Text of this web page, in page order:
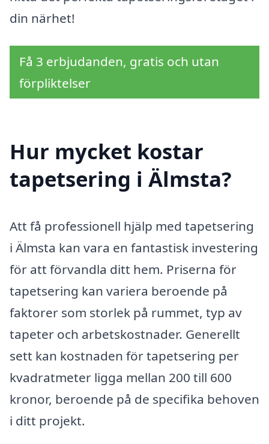
din närhet!
Få 3 erbjudanden, gratis och utan
förpliktelser
Hur mycket kostar
tapetsering i Älmsta?
Att få professionell hjälp med tapetsering
i Älmsta kan vara en fantastisk investering
för att förvandla ditt hem. Priserna för
tapetsering kan variera beroende på
faktorer som storlek på rummet, typ av
tapeter och arbetskostnader. Generellt
sett kan kostnaden för tapetsering per
kvadratmeter ligga mellan 200 till 600
kronor, beroende på de specifika behoven
i ditt projekt.